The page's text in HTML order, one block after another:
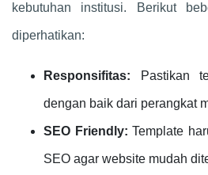
kebutuhan institusi. Berikut
diperhatikan:
Responsifitas: Pastikan
dengan baik dari perangkat
SEO Friendly: Template
SEO agar website mudah